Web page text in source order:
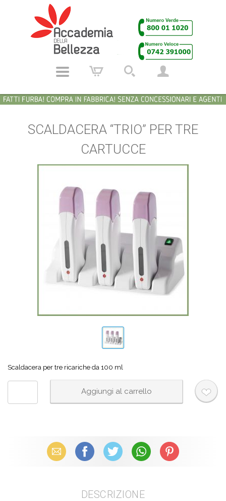
SCALDACERA “TRIO” PER TRE
CARTUCCE
Scaldacera per tre ricariche da 100 ml
Email Facebook X (Twitter) WhatsAppPinterest
DESCRIZIONE